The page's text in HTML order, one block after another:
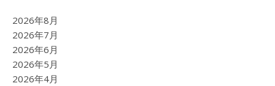
2026年8月
2026年7月
2026年6月
2026年5月
2026年4月